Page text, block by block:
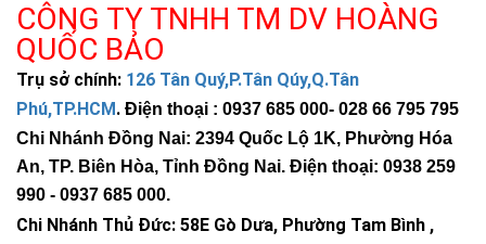
CÔNG TY TNHH TM DV HOÀNG
QUỐC BẢO
Trụ sở chính: 126 Tân Quý,P.Tân Qúy,Q.Tân
Phú,TP.HCM . Điện thoại : 0937 685 000- 028 66 795 795
Chi Nhánh Đồng Nai: 2394 Quốc Lộ 1K, Phường Hóa
An, TP. Biên Hòa, Tỉnh Đồng Nai. Điện thoại: 0938 259
990 - 0937 685 000.
Chi Nhánh Thủ Đức: 58E Gò Dưa, Phường Tam Bình ,